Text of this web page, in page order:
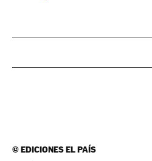
©EDICIONES EL PAÍS